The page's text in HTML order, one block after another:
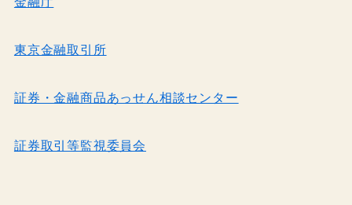
東京金融取引所
証券・金融商品あっせん相談センター
証券取引等監視委員会